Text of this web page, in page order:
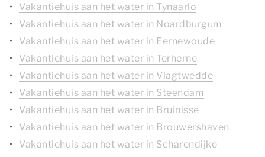
Vakantiehuis aan het water in Tynaarlo
Vakantiehuis aan het water in Noardburgum
Vakantiehuis aan het water in Eernewoude
Vakantiehuis aan het water in Terherne
Vakantiehuis aan het water in Vlagtwedde
Vakantiehuis aan het water in Steendam
Vakantiehuis aan het water in Bruinisse
Vakantiehuis aan het water in Brouwershaven
Vakantiehuis aan het water in Scharendijke